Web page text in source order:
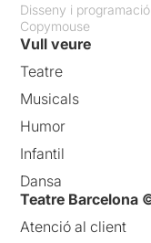
Disseny i
Copymouse
Vull veure
Teatre
Musicals
Humor
Infantil
Dansa
Teatre Barcelona
Atenció al client